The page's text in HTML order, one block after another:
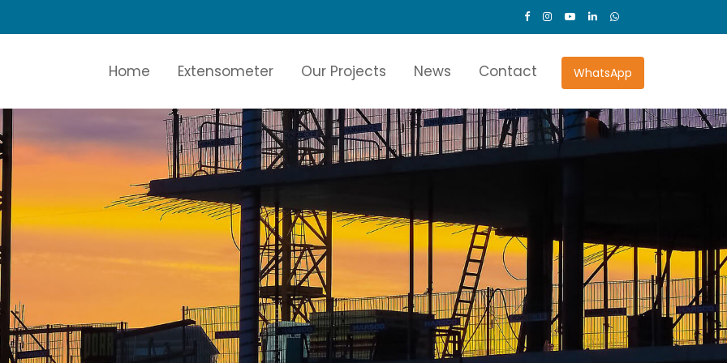
WhatsApp
Home Extensometer Our Projects News Contact